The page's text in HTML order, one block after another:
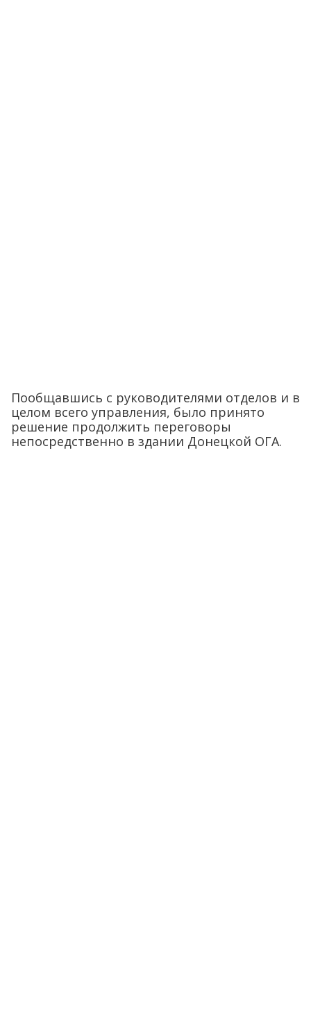
Пообщавшись с руководителями отделов и в
целом всего управления, было принято
решение продолжить переговоры
непосредственно в здании Донецкой ОГА.